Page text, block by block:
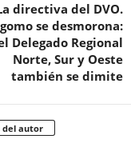
directiva del DVO.
se desmorona:
Delegado Regional
Norte, Sur y Oeste
también se dimite‎
del autor